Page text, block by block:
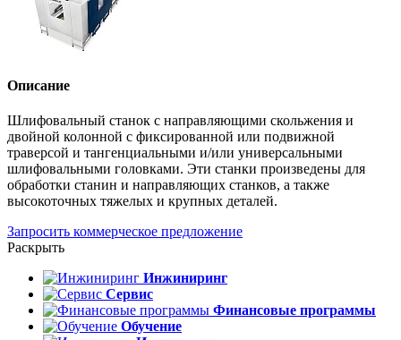
Описание
Шлифовальный станок с направляющими скольжения и
двойной колонной с фиксированной или подвижной
траверсой и тангенциальными и/или универсальными
шлифовальными головками. Эти станки произведены для
обработки станин и направляющих станков, а также
высокоточных тяжелых и крупных деталей.
Запросить коммерческое предложение
Раскрыть
Инжиниринг
Сервис
Финансовые программы
Обучение